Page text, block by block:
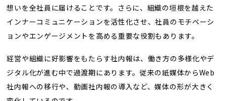
想いを全社員に届けることです。さらに、組織の垣根を越えた
インナーコミュニケーションを活性化させ、社員のモチベーシ
ョンやエンゲージメントを高める重要な役割もあります。
経営や組織に好影響をもたらす社内報は、働き方の多様化やデ
ジタル化が進む中で過渡期にあります。従来の紙媒体からWeb
社内報への移行や、動画社内報の導入など、媒体の形が大きく